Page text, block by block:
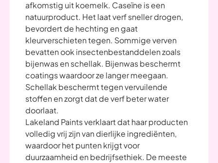
afkomstig uit koemelk. Caseïne is een
natuurproduct. Het laat verf sneller drogen,
bevordert de hechting en gaat
kleurverschieten tegen. Sommige verven
bevatten ook insectenbestanddelen zoals
bijenwas en schellak. Bijenwas beschermt
coatings waardoor ze langer meegaan.
Schellak beschermt tegen vervuilende
stoffen en zorgt dat de verf beter water
doorlaat.
Lakeland Paints verklaart dat haar producten
volledig vrij zijn van dierlijke ingrediënten,
waardoor het punten krijgt voor
duurzaamheid en bedrijfsethiek. De meeste